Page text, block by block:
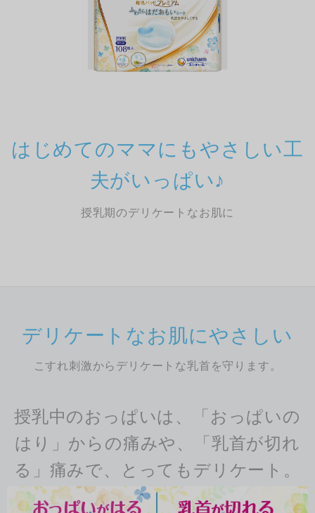
はじめてのママにもやさしい工
夫がいっぱい♪
授乳期のデリケートなお肌に
デリケートなお肌にやさしい
こすれ刺激からデリケートな乳首を守ります。
授乳中のおっぱいは、「おっぱいの
はり」からの痛みや、「乳首が切れ
る」痛みで、とってもデリケート。